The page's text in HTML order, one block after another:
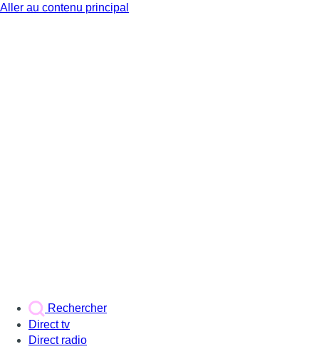
Aller au contenu principal
Rechercher
Direct tv
Direct radio